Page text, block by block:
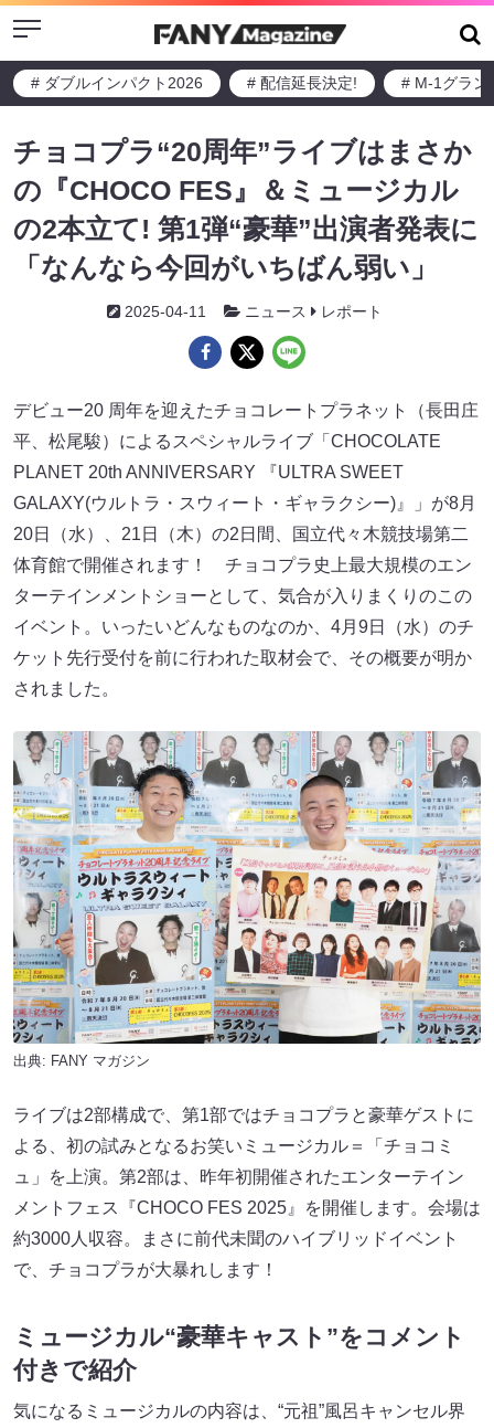
Menu
# ダブルインパクト2026 # 配信延長決定! # M-1グラン
チョコプラ“20周年”ライブはまさか
の『CHOCO FES』＆ミュージカル
の2本立て! 第1弾“豪華”出演者発表に
「なんなら今回がいちばん弱い」
2025-04-11 ニュース レポート
デビュー20 周年を迎えたチョコレートプラネット（長田庄
平、松尾駿）によるスペシャルライブ「CHOCOLATE
PLANET 20th ANNIVERSARY 『ULTRA SWEET
GALAXY(ウルトラ・スウィート・ギャラクシー)』」が8月
20日（水）、21日（木）の2日間、国立代々木競技場第二
体育館で開催されます！ チョコプラ史上最大規模のエン
ターテインメントショーとして、気合が入りまくりのこの
イベント。いったいどんなものなのか、4月9日（水）のチ
ケット先行受付を前に行われた取材会で、その概要が明か
されました。
出典: FANY マガジン
ライブは2部構成で、第1部ではチョコプラと豪華ゲストに
よる、初の試みとなるお笑いミュージカル＝「チョコミ
ュ」を上演。第2部は、昨年初開催されたエンターテイン
メントフェス『CHOCO FES 2025』を開催します。会場は
約3000人収容。まさに前代未聞のハイブリッドイベント
で、チョコプラが大暴れします！
ミュージカル“豪華キャスト”をコメント
付きで紹介
気になるミュージカルの内容は、“元祖”風呂キャンセル界